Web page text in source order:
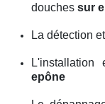
douches sur
La détection
epône